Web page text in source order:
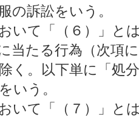
の訴訟をいう。
いて「（６）」と
当たる行為（次項
く。以下単に「処
いう。
いて「（７）」と